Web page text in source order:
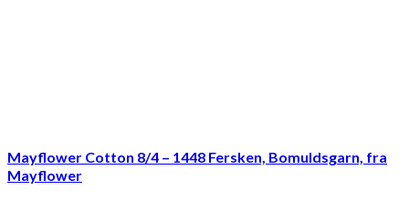
Mayflower Cotton 8/4 – 1448 Fersken, Bomuldsgarn, fra
Mayflower